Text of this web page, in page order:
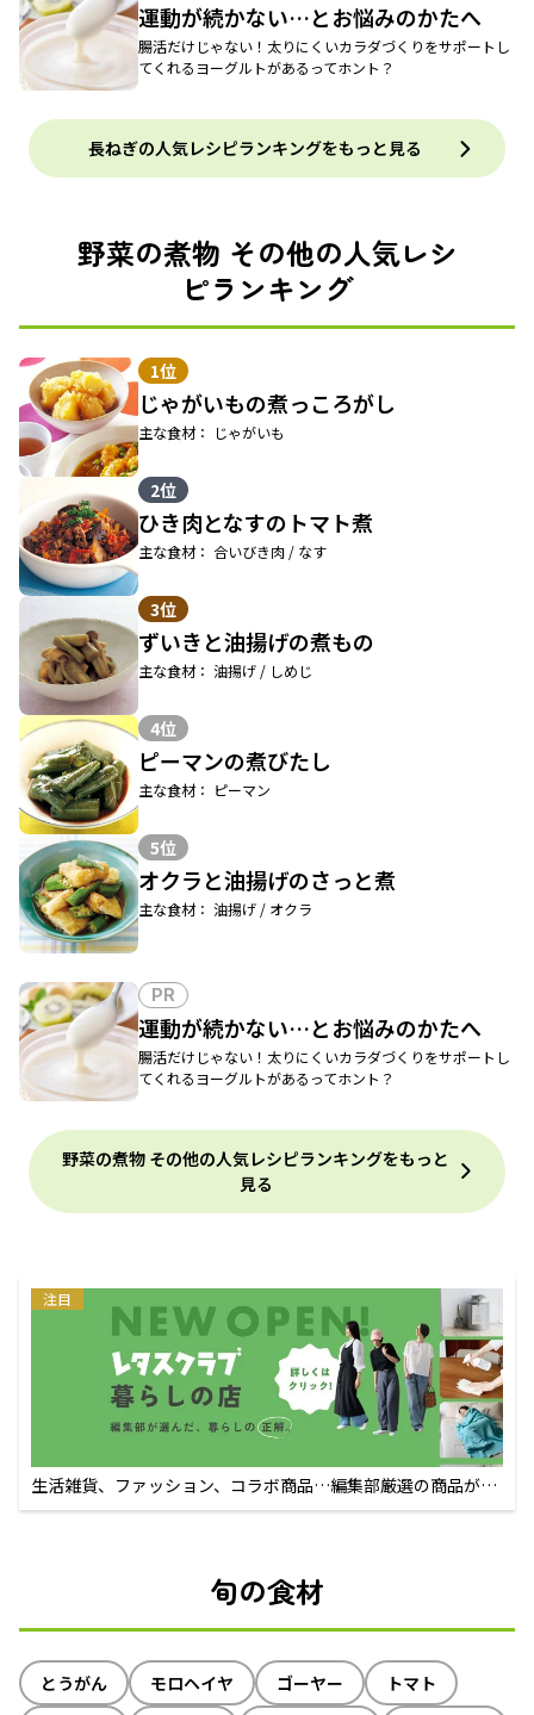
運動が続かない…とお悩みのかたへ
腸活だけじゃない！太りにくいカラダづくりをサポートし
てくれるヨーグルトがあるってホント？
長ねぎの人気レシピランキングをもっと見る
野菜の煮物 その他の人気レシ
ピランキング
1位
じゃがいもの煮っころがし
主な食材： じゃがいも
2位
ひき肉となすのトマト煮
主な食材： 合いびき肉 / なす
3位
ずいきと油揚げの煮もの
主な食材： 油揚げ / しめじ
4位
ピーマンの煮びたし
主な食材： ピーマン
5位
オクラと油揚げのさっと煮
主な食材： 油揚げ / オクラ
PR
運動が続かない…とお悩みのかたへ
腸活だけじゃない！太りにくいカラダづくりをサポートし
てくれるヨーグルトがあるってホント？
野菜の煮物 その他の人気レシピランキングをもっと
見る
注目
生活雑貨、ファッション、コラボ商品…編集部厳選の商品が買
えるECサイト
旬の食材
とうがん モロヘイヤ ゴーヤー
トマト